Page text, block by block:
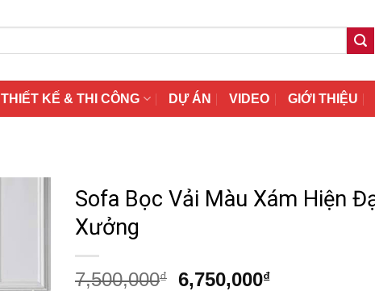
THIẾT KẾ & THI CÔNG DỰ ÁN VIDEO GIỚI THIỆU
Sofa Bọc Vải Màu Xám Hiện
Xưởng
7,500,000₫
Giá
6,750,000₫Giá